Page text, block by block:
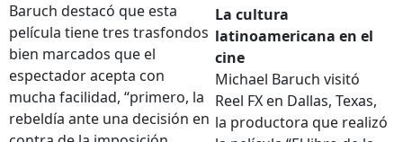
La cultura
latinoamericana en el
cine
Michael Baruch visitó
Reel FX en Dallas, Texas,
la productora que realizó
Baruch destacó que esta
película tiene tres trasfondos
bien marcados que el
espectador acepta con
mucha facilidad, “primero, la
rebeldía ante una decisión en